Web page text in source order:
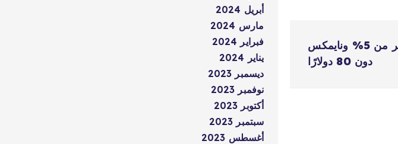
انخفاض النفط بأكثر من 5% ونايمكس
دون 80 دولارًا
أبريل 2024
مارس 2024
فبراير 2024
يناير 2024
ديسمبر 2023
نوفمبر 2023
أكتوبر 2023
سبتمبر 2023
أغسطس 2023